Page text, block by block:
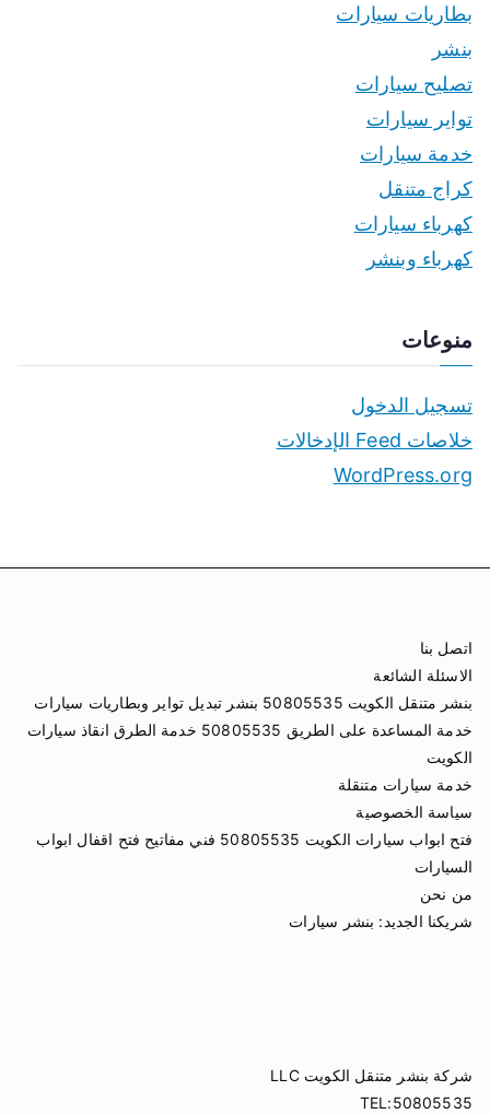
بطاريات سيارات
بنشر
تصليح سيارات
تواير سيارات
خدمة سيارات
كراج متنقل
كهرباء سيارات
كهرباء وبنشر
منوعات
تسجيل الدخول
خلاصات Feed الإدخالات
WordPress.org
اتصل بنا
الاسئلة الشائعة
بنشر متنقل الكويت 50805535 بنشر تبديل تواير وبطاريات سيارات
خدمة المساعدة على الطريق 50805535 خدمة الطرق انقاذ سيارات
الكويت
خدمة سيارات متنقلة
سياسة الخصوصية
فتح ابواب سيارات الكويت 50805535 فني مفاتيح فتح اقفال ابواب
السيارات
من نحن
شريكنا الجديد: بنشر سيارات
شركة بنشر متنقل الكويت LLC
TEL:50805535